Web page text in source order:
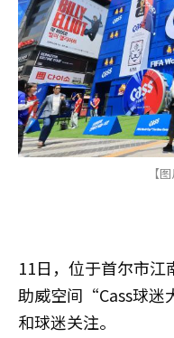
【
11日，位于首尔市
助威空间“Cass球迷
和球迷关注。